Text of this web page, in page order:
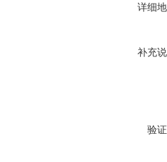
详细
补充
验